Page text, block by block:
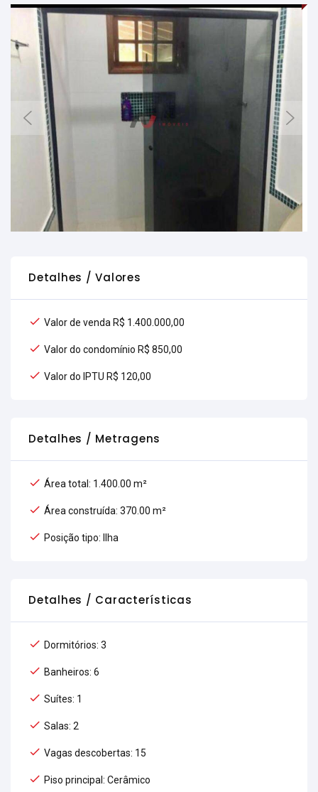
Detalhes / Valores
Valor de venda R$ 1.400.000,00
Valor do condomínio R$ 850,00
Valor do IPTU R$ 120,00
Detalhes / Metragens
Área total: 1.400.00 m²
Área construída: 370.00 m²
Posição tipo: Ilha
Detalhes / Características
Dormitórios: 3
Banheiros: 6
Suítes: 1
Salas: 2
Vagas descobertas: 15
Piso principal: Cerâmico